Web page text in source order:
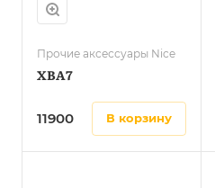
Прочие аксессуары Nice
XBA7
11900 в корзину